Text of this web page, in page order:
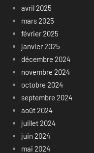
avril 2025
mars 2025
février 2025
janvier 2025
décembre 2024
novembre 2024
octobre 2024
septembre 2024
août 2024
juillet 2024
juin 2024
mai 2024